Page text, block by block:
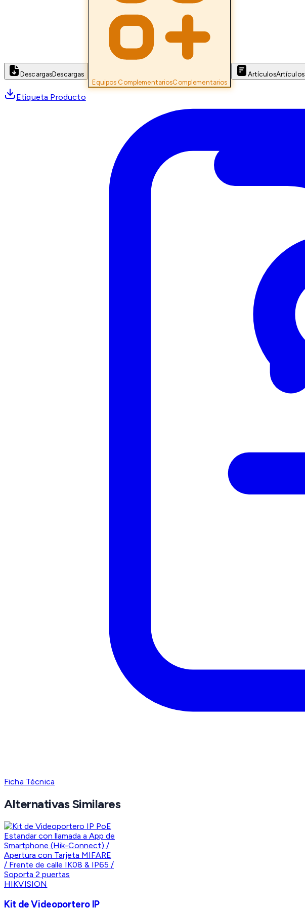
DescargasDescargas
Equipos ComplementariosComplementarios
ArtículosArtículos
Etiqueta Producto
Ficha Técnica
Alternativas Similares
HIKVISION
Kit de Videoportero IP